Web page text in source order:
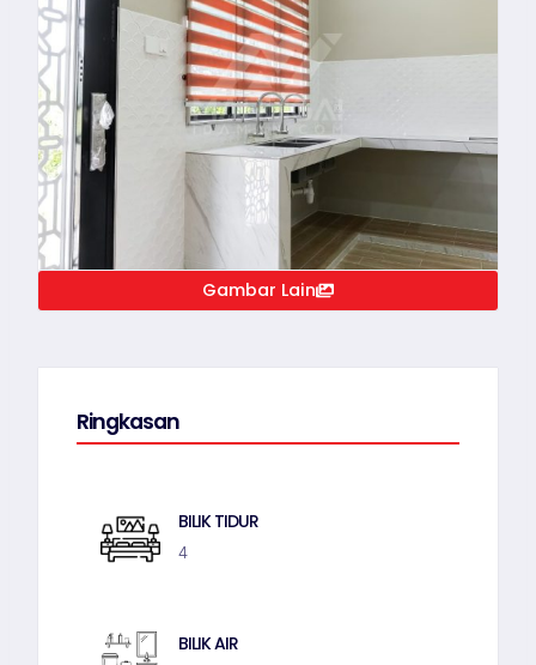
Gambar Lain
Ringkasan
BILIK TIDUR
4
BILIK AIR